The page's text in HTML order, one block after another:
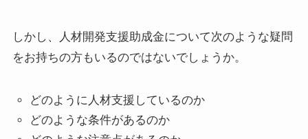
しかし、人材開発支援助成金について次のような疑問
をお持ちの方もいるのではないでしょうか。
どのように人材支援しているのか
どのような条件があるのか